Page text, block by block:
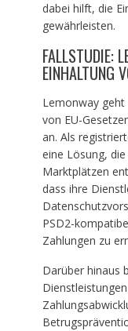
dabei hilft, die
gewährleisten.
FALLSTUDIE:
EINHALTUNG
Lemonway geht
von EU-
an. Als
eine Lösung,
Marktplätzen
dass ihre
PSD2-
Zahlungen zu
Darüber hinaus